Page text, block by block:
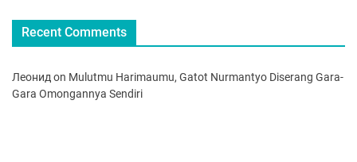
Recent Comments
Леонид on Mulutmu Harimaumu, Gatot Nurmantyo Diserang Gara-
Gara Omongannya Sendiri